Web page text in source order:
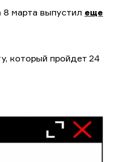
8 марта выпустил еще
который пройдет 24